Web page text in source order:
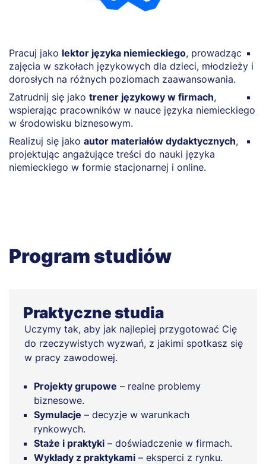
Pracuj jako lektor języka niemieckiego, prowadząc
zajęcia w szkołach językowych dla dzieci, młodzieży i
dorosłych na różnych poziomach zaawansowania.
Zatrudnij się jako trener językowy w firmach,
wspierając pracowników w nauce języka niemieckiego
w środowisku biznesowym.
Realizuj się jako autor materiałów dydaktycznych,
projektując angażujące treści do nauki języka
niemieckiego w formie stacjonarnej i online.
Program studiów
Praktyczne studia
Uczymy tak, aby jak najlepiej przygotować Cię
do rzeczywistych wyzwań, z jakimi spotkasz się
w pracy zawodowej.
Projekty grupowe – realne problemy
biznesowe.
Symulacje – decyzje w warunkach
rynkowych.
Staże i praktyki – doświadczenie w firmach.
Wykłady z praktykami – eksperci z rynku.